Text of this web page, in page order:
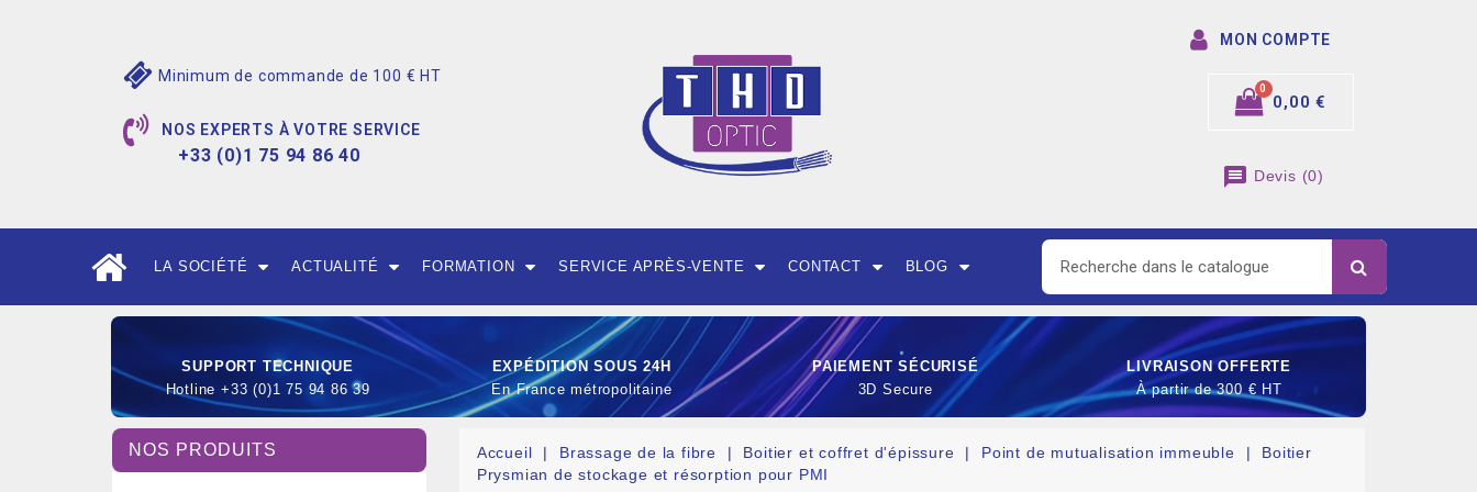
Minimum de commande de 100 € HT
NOS EXPERTS À VOTRE SERVICE
+33 (0)1 75 94 86 40
MON COMPTE
0,00 €
message Devis (0)
LA SOCIÉTÉ ACTUALITÉ FORMATION SERVICE APRÈS-VENTE CONTACT BLOG
SUPPORT TECHNIQUE
Hotline +33 (0)1 75 94 86 39
EXPÉDITION SOUS 24H
En France métropolitaine
PAIEMENT SÉCURISÉ
3D Secure
LIVRAISON OFFERTE
À partir de 300 € HT
NOS PRODUITS Accueil Brassage de la fibre Boitier et coffret d'épissure Point de mutualisation immeuble
Boitier
Prysmian de stockage et résorption pour PMI